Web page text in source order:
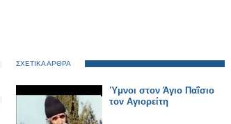
ΣΧΕΤΙΚΑ ΑΡΘΡΑ
Ύμνοι στον Άγιο Παΐσιο
τον Αγιορείτη